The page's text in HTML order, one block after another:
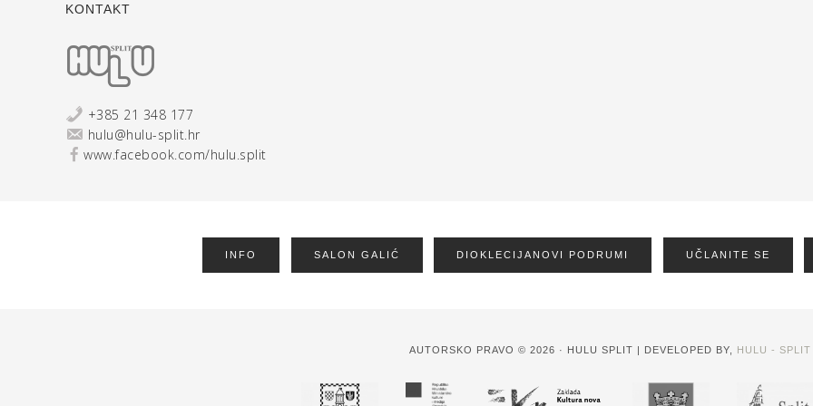
KONTAKT
+385 21 348 177
hulu@hulu-split.hr
www.facebook.com/hulu.split
INFO SALON GALIĆ DIOKLECIJANOVI PODRUMI UČLANITE SE
AUTORSKO PRAVO © 2026 · HULU SPLIT | DEVELOPED BY, HULU - SPLIT